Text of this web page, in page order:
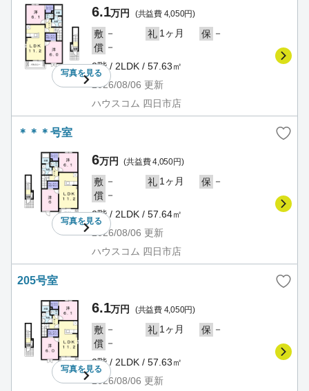
写真を見る
6.1万円 (共益費 4,050円)
敷 － 礼 1ヶ月 保 －
償 －
2階 / 2LDK / 57.63㎡
2026/08/06 更新
ハウスコム 四日市店
＊＊＊号室
写真を見る
6万円 (共益費 4,050円)
敷 － 礼 1ヶ月 保 －
償 －
2階 / 2LDK / 57.64㎡
2026/08/06 更新
ハウスコム 四日市店
205号室
写真を見る
6.1万円 (共益費 4,050円)
敷 － 礼 1ヶ月 保 －
償 －
2階 / 2LDK / 57.63㎡
2026/08/06 更新